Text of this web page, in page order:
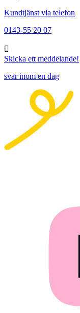
Kundtjänst via telefon
0143-55 20 07
Skicka ett meddelande!
svar inom en dag